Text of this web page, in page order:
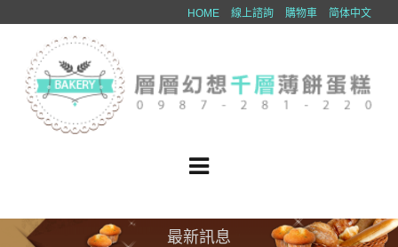
HOME 線上諮詢 購物車 简体中文
最新訊息